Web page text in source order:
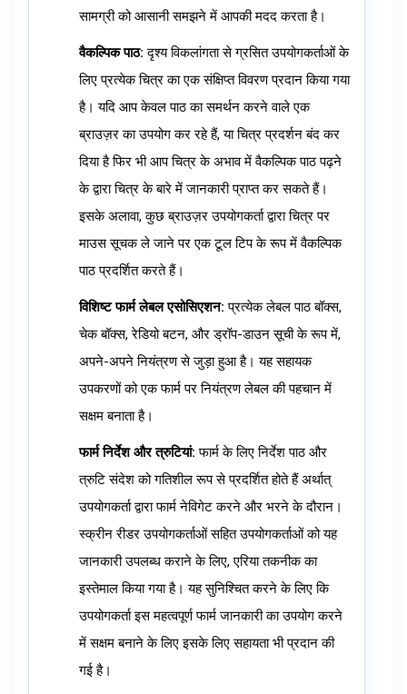
सामग्री को आसानी समझने में आपकी मदद करता है।
वैकल्पिक पाठ: दृश्य विकलांगता से ग्रसित उपयोगकर्ताओं के
लिए प्रत्येक चित्र का एक संक्षिप्त विवरण प्रदान किया गया
है। यदि आप केवल पाठ का समर्थन करने वाले एक
ब्राउज़र का उपयोग कर रहे हैं, या चित्र प्रदर्शन बंद कर
दिया है फिर भी आप चित्र के अभाव में वैकल्पिक पाठ पढ़ने
के द्वारा चित्र के बारे में जानकारी प्राप्त कर सकते हैं।
इसके अलावा, कुछ ब्राउज़र उपयोगकर्ता द्वारा चित्र पर
माउस सूचक ले जाने पर एक टूल टिप के रूप में वैकल्पिक
पाठ प्रदर्शित करते हैं।
विशिष्ट फार्म लेबल एसोसिएशन: प्रत्येक लेबल पाठ बॉक्स,
चेक बॉक्स, रेडियो बटन, और ड्रॉप-डाउन सूची के रूप में,
अपने-अपने नियंत्रण से जुड़ा हुआ है। यह सहायक
उपकरणों को एक फार्म पर नियंत्रण लेबल की पहचान में
सक्षम बनाता है।
फार्म निर्देश और त्रुटियां: फार्म के लिए निर्देश पाठ और
त्रुटि संदेश को गतिशील रूप से प्रदर्शित होते हैं अर्थात्
उपयोगकर्ता द्वारा फार्म नेविगेट करने और भरने के दौरान।
स्क्रीन रीडर उपयोगकर्ताओं सहित उपयोगकर्ताओं को यह
जानकारी उपलब्ध कराने के लिए, एरिया तकनीक का
इस्तेमाल किया गया है। यह सुनिश्चित करने के लिए कि
उपयोगकर्ता इस महत्वपूर्ण फार्म जानकारी का उपयोग करने
में सक्षम बनाने के लिए इसके लिए सहायता भी प्रदान की
गई है।